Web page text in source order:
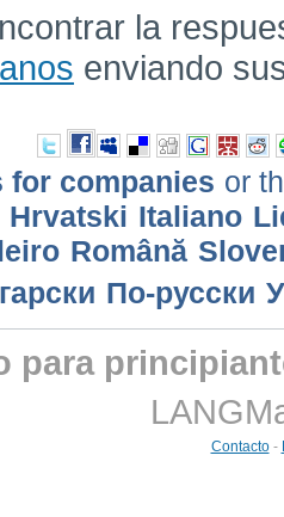
la
enviando
for companies or
Hrvatski Italiano
Română
По-русски
para
Contacto-